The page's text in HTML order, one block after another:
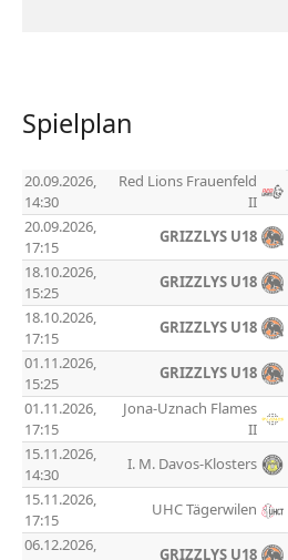
Spielplan
20.09.2026,
14:30
Red Lions Frauenfeld
II
20.09.2026,
17:15
GRIZZLYS U18
18.10.2026,
15:25
GRIZZLYS U18
18.10.2026,
17:15
GRIZZLYS U18
01.11.2026,
15:25
GRIZZLYS U18
01.11.2026,
17:15
Jona-Uznach Flames
II
15.11.2026,
14:30
I. M. Davos-Klosters
15.11.2026,
17:15
UHC Tägerwilen
06.12.2026,
GRIZZLYS U18